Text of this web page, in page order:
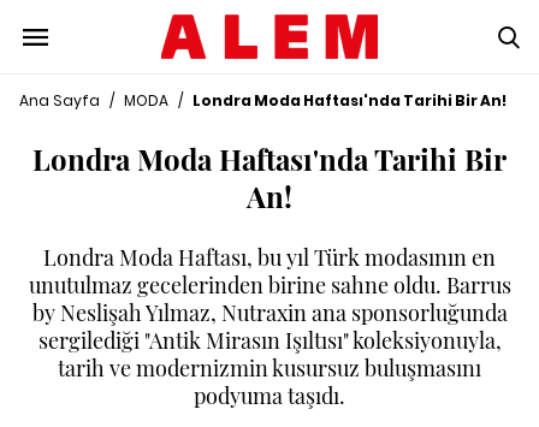
Ana Sayfa / MODA / Londra Moda Haftası'nda Tarihi Bir An!
Londra Moda Haftası'nda Tarihi Bir
An!
Londra Moda Haftası, bu yıl Türk modasının en
unutulmaz gecelerinden birine sahne oldu. Barrus
by Neslişah Yılmaz, Nutraxin ana sponsorluğunda
sergilediği "Antik Mirasın Işıltısı" koleksiyonuyla,
tarih ve modernizmin kusursuz buluşmasını
podyuma taşıdı.